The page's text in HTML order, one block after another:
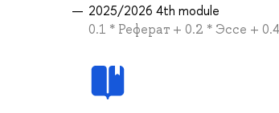
2025/2026 4th module
0.1 * Реферат + 0.2 * Эссе +